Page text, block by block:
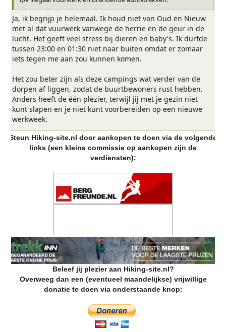
Ja, ik begrijp je helemaal. Ik houd niet van Oud en Nieuw
met al dat vuurwerk vanwege de herrie en de geur in de
lucht. Het geeft veel stress bij dieren en baby's. Ik durfde
tussen 23:00 en 01:30 niet naar buiten omdat er zomaar
iets tegen me aan zou kunnen komen.
Het zou beter zijn als deze campings wat verder van de
dorpen af liggen, zodat de buurtbewoners rust hebben.
Anders heeft de één plezier, terwijl jij met je gezin niet
kunt slapen en je niet kunt voorbereiden op een nieuwe
werkweek.
Steun Hiking-site.nl door aankopen te doen via de volgende
links (een kleine commissie op aankopen zijn de
verdiensten):
Beleef jij plezier aan Hiking-site.nl?
Overweeg dan een (eventueel maandelijkse) vrijwillige
donatie te doen via onderstaande knop: